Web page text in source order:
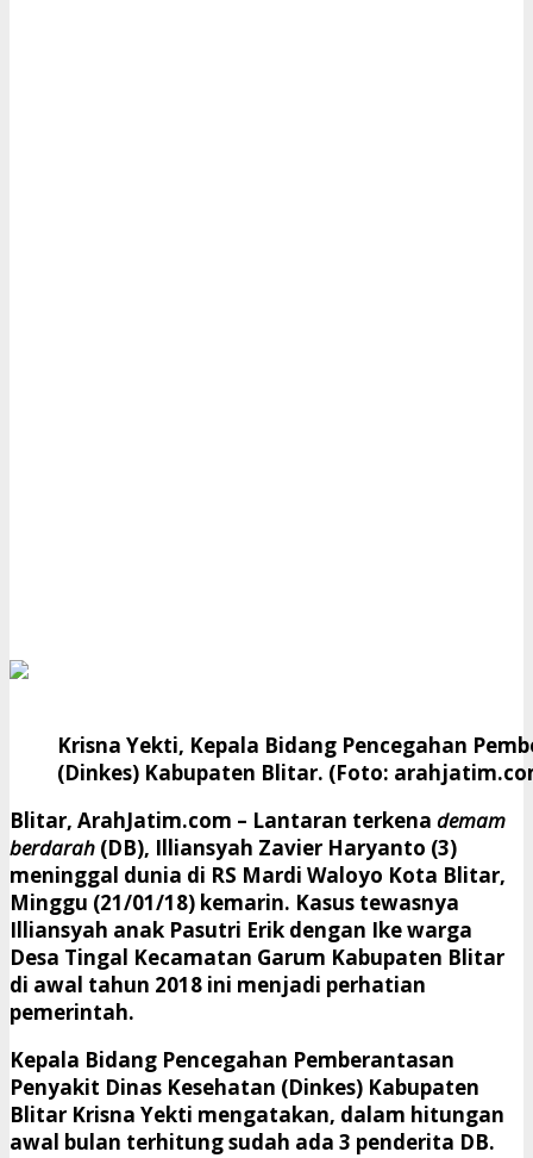
Krisna Yekti, Kepala Bidang Pencegahan
(Dinkes) Kabupaten Blitar. (Foto:
Blitar, ArahJatim.com – Lantaran terkena demam
berdarah (DB), Illiansyah Zavier Haryanto (3)
meninggal dunia di RS Mardi Waloyo Kota Blitar,
Minggu (21/01/18) kemarin. Kasus tewasnya
Illiansyah anak Pasutri Erik dengan Ike warga
Desa Tingal Kecamatan Garum Kabupaten Blitar
di awal tahun 2018 ini menjadi perhatian
pemerintah.
Kepala Bidang Pencegahan Pemberantasan
Penyakit Dinas Kesehatan (Dinkes) Kabupaten
Blitar Krisna Yekti mengatakan, dalam hitungan
awal bulan terhitung sudah ada 3 penderita DB.